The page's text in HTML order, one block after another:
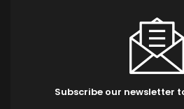
Subscribe our newsletter